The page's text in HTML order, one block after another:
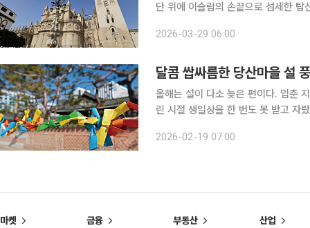
단 위에 이슬람의 손끝으로 섬세한
2026-03-29 06:00
달콤 쌉싸름한 당산마을 설
올해는 설이 다소 늦은 편이다. 입춘
린 시절 생일상을 한 번도 못 받고 자
이 간소해지고 친척들 왕래도 잦아들
2026-02-19 07:00
마켓 금융 부동산 산업